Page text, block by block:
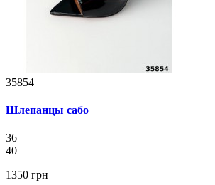
35854
Шлепанцы сабо
36
40
1350 грн